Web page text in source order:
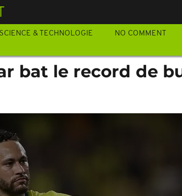
SCIENCE & TECHNOLOGIE NO COMMENT
bat le record de